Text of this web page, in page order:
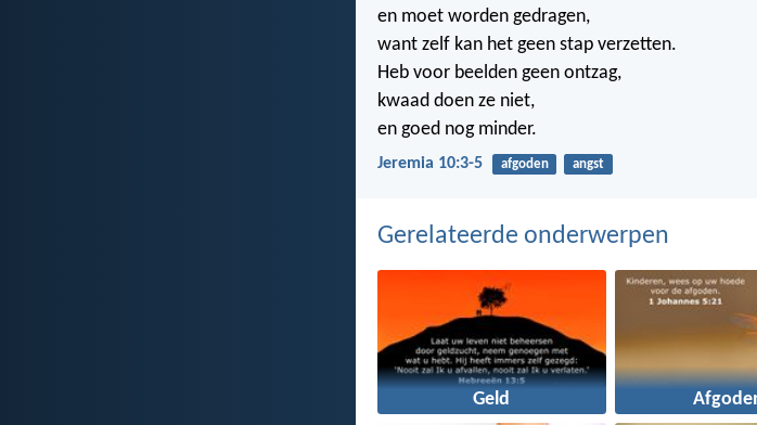
en moet worden gedragen,
want zelf kan het geen stap verzetten.
Heb voor beelden geen ontzag,
kwaad doen ze niet,
en goed nog minder.
Jeremia 10:3-5 afgoden angst
Gerelateerde onderwerpen
Geld